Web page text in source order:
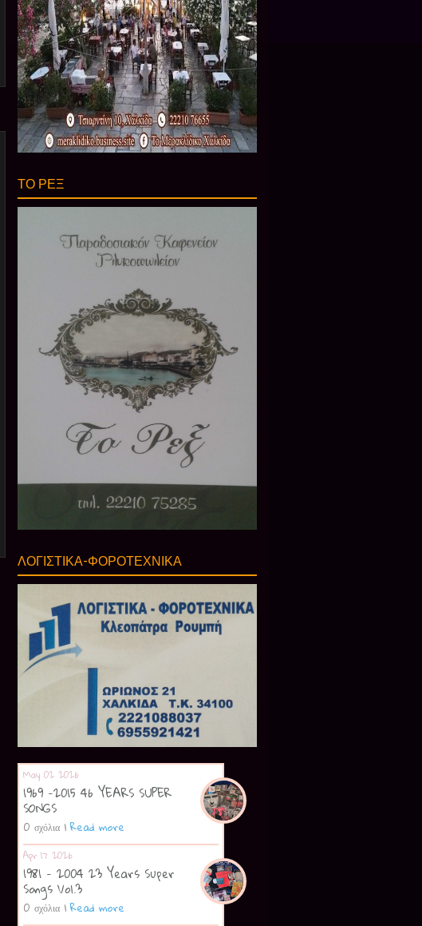
ΤΟ ΡΕΞ
ΛΟΓΙΣΤΙΚΑ-ΦΟΡΟΤΕΧΝΙΚΑ
May 02 2026
1969 -2015 46 YEARS SUPER
SONGS
0 σχόλια | Read more
Apr 17 2026
1981 - 2004 23 Years Super
Songs Vol.3
0 σχόλια | Read more